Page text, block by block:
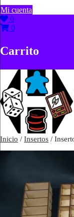
Mi cuenta
0
0
Carrito
Inicio / Insertos /